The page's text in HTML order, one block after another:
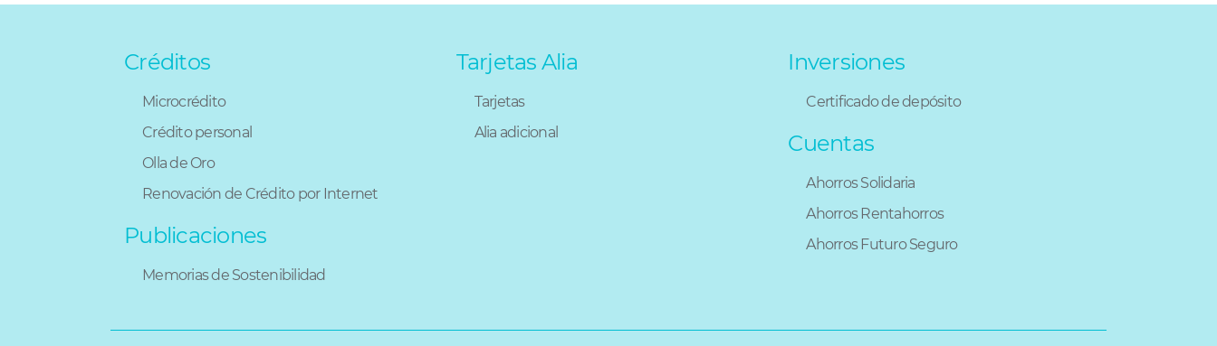
Créditos
Microcrédito
Crédito personal
Olla de Oro
Renovación de Crédito por Internet
Publicaciones
Memorias de Sostenibilidad
Tarjetas Alia
Tarjetas
Alia adicional
Inversiones
Certificado de depósito
Cuentas
Ahorros Solidaria
Ahorros Rentahorros
Ahorros Futuro Seguro